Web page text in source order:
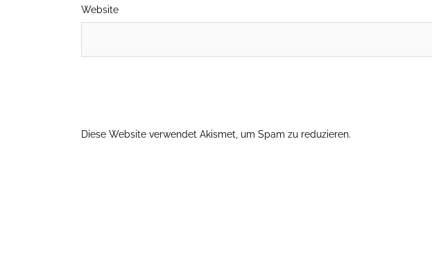
Website
Diese Website verwendet Akismet, um Spam zu reduzieren.